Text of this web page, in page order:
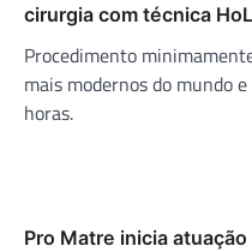
cirurgia com técnica
Procedimento
mais modernos do mundo
horas.
Pro Matre inicia